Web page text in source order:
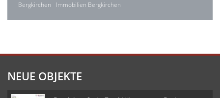
Bergkirchen
Immobilien Bergkirchen
NEUE OBJEKTE